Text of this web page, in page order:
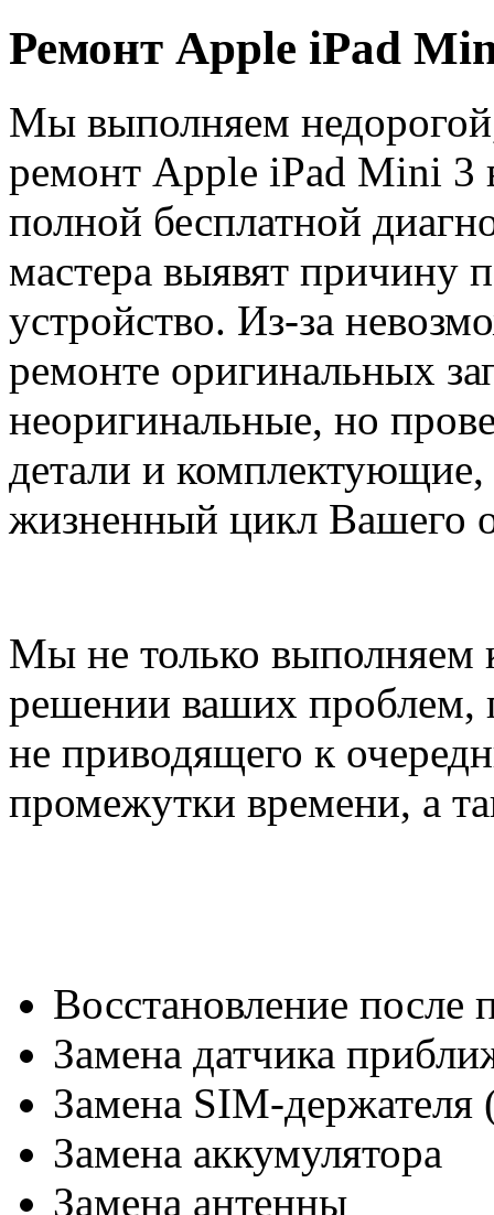
Ремонт Apple iPad
Мы выполняем
ремонт Apple iPad Mini 3
полной бесплатной
мастера выявят причину
устройство. Из-за
ремонте оригинальных
неоригинальные, но
детали и
жизненный цикл Вашего
Мы не только
решении ваших проблем,
не приводящего к
промежутки времени, а
Восстановление после
Замена датчика
Замена SIM-держателя
Замена аккумулятора
Замена антенны